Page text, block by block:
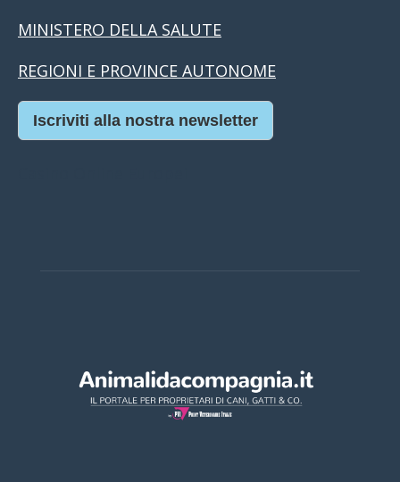
MINISTERO DELLA SALUTE
REGIONI E PROVINCE AUTONOME
Iscriviti alla nostra newsletter